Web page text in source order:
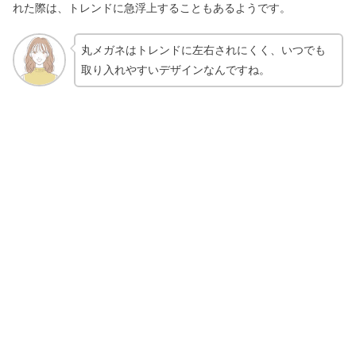
れた際は、トレンドに急浮上することもあるようです。
丸メガネはトレンドに左右されにくく、いつでも
取り入れやすいデザインなんですね。